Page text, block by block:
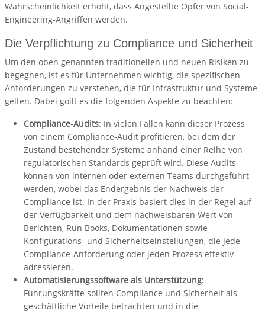
Wahrscheinlichkeit erhöht, dass Angestellte Opfer von Social-
Engineering-Angriffen werden.
Die Verpflichtung zu Compliance und Sicherheit
Um den oben genannten traditionellen und neuen Risiken zu
begegnen, ist es für Unternehmen wichtig, die spezifischen
Anforderungen zu verstehen, die für Infrastruktur und Systeme
gelten. Dabei goilt es die folgenden Aspekte zu beachten:
Compliance-Audits: In vielen Fällen kann dieser Prozess
von einem Compliance-Audit profitieren, bei dem der
Zustand bestehender Systeme anhand einer Reihe von
regulatorischen Standards geprüft wird. Diese Audits
können von internen oder externen Teams durchgeführt
werden, wobei das Endergebnis der Nachweis der
Compliance ist. In der Praxis basiert dies in der Regel auf
der Verfügbarkeit und dem nachweisbaren Wert von
Berichten, Run Books, Dokumentationen sowie
Konfigurations- und Sicherheitseinstellungen, die jede
Compliance-Anforderung oder jeden Prozess effektiv
adressieren.
Automatisierungssoftware als Unterstützung:
Führungskräfte sollten Compliance und Sicherheit als
geschäftliche Vorteile betrachten und in die